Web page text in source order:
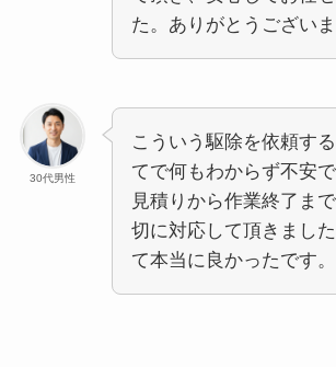
た。ありがとうございま
30代男性
こういう駆除を依頼す
てで何もわからず不安で
見積りから作業終了ま
切に対応して頂きまし
て本当に良かったです。